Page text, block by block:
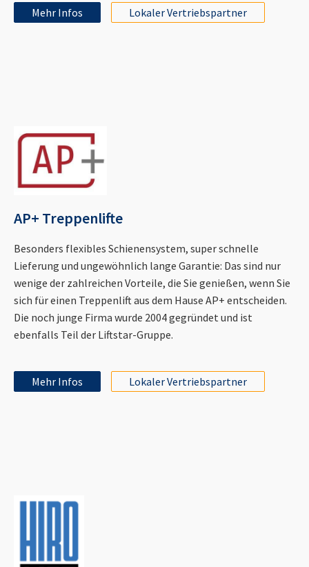
Mehr Infos Lokaler Vertriebspartner
AP+ Treppenlifte
Besonders flexibles Schienensystem, super schnelle
Lieferung und ungewöhnlich lange Garantie: Das sind nur
wenige der zahlreichen Vorteile, die Sie genießen, wenn Sie
sich für einen Treppenlift aus dem Hause AP+ entscheiden.
Die noch junge Firma wurde 2004 gegründet und ist
ebenfalls Teil der Liftstar-Gruppe.
Mehr Infos Lokaler Vertriebspartner